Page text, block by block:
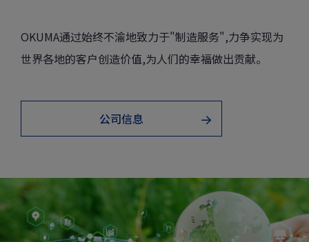
OKUMA通过始终不渝地致力于"制造服务",力争实现为
世界各地的客户创造价值,为人们的幸福做出贡献。
公司信息